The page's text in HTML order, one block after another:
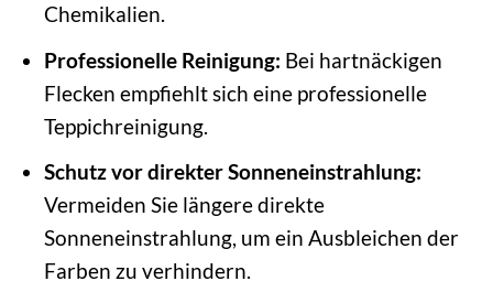
Chemikalien.
Professionelle Reinigung: Bei hartnäckigen
Flecken empfiehlt sich eine professionelle
Teppichreinigung.
Schutz vor direkter Sonneneinstrahlung:
Vermeiden Sie längere direkte
Sonneneinstrahlung, um ein Ausbleichen der
Farben zu verhindern.